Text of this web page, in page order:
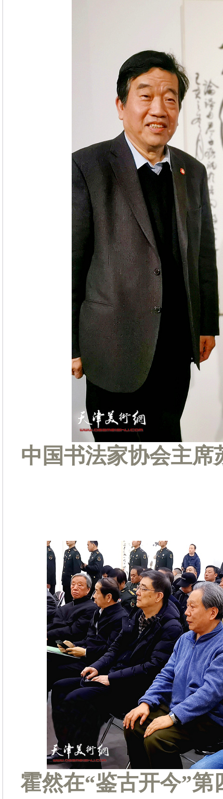
中国书法家协会主
霍然在“鉴古开今”